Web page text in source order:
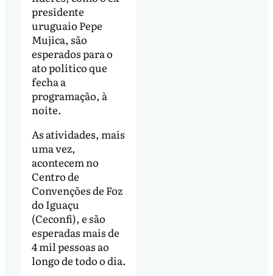
presidente
uruguaio Pepe
Mujica, são
esperados para o
ato político que
fecha a
programação, à
noite.
As atividades, mais
uma vez,
acontecem no
Centro de
Convenções de Foz
do Iguaçu
(Ceconfi), e são
esperadas mais de
4 mil pessoas ao
longo de todo o dia.